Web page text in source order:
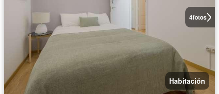
4fotos
Habitación